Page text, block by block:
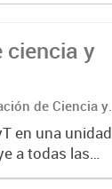
ciencia y
de Ciencia y
(SICYTAR)
en una unidad
a todas las